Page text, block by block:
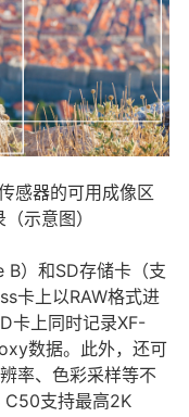
感器的可用成像区
示意图）
）和SD存储卡（支
卡上以RAW格式进
卡上同时记录XF-
数据。此外，还可
率、色彩采样等不
C50支持最高2K